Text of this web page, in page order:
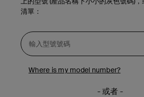
清單：
Where is my model number?
- 或者 -